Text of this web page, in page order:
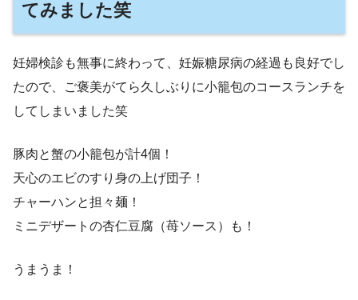
てみました笑
妊婦検診も無事に終わって、妊娠糖尿病の経過も良好でし
たので、ご褒美がてら久しぶりに小籠包のコースランチを
してしまいました笑
豚肉と蟹の小籠包が計4個！
天心のエビのすり身の上げ団子！
チャーハンと担々麺！
ミニデザートの杏仁豆腐（苺ソース）も！
うまうま！